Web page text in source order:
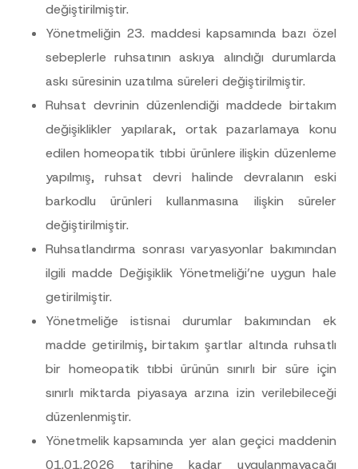
değiştirilmiştir.
Yönetmeliğin 23. maddesi kapsamında bazı özel
sebeplerle ruhsatının askıya alındığı durumlarda
askı süresinin uzatılma süreleri değiştirilmiştir.
Ruhsat devrinin düzenlendiği maddede birtakım
değişiklikler yapılarak, ortak pazarlamaya konu
edilen homeopatik tıbbi ürünlere ilişkin düzenleme
yapılmış, ruhsat devri halinde devralanın eski
barkodlu ürünleri kullanmasına ilişkin süreler
değiştirilmiştir.
Ruhsatlandırma sonrası varyasyonlar bakımından
ilgili madde Değişiklik Yönetmeliği’ne uygun hale
getirilmiştir.
Yönetmeliğe istisnai durumlar bakımından ek
madde getirilmiş, birtakım şartlar altında ruhsatlı
bir homeopatik tıbbi ürünün sınırlı bir süre için
sınırlı miktarda piyasaya arzına izin verilebileceği
düzenlenmiştir.
Yönetmelik kapsamında yer alan geçici maddenin
01.01.2026 tarihine kadar uygulanmayacağı
E-Posta Adresi*
Telefon Numarası*
Konu*
P
i
a
y
o
i
e
Bu iletişim formu aracılığıyla sağlanan kişisel
anladım.
A
p
p
o
e
Bu iletişim formunu göndererek,aydınlatma
nde açıklanan şekilde kişisel verilerimin
işlenmesine izin veriyorum.